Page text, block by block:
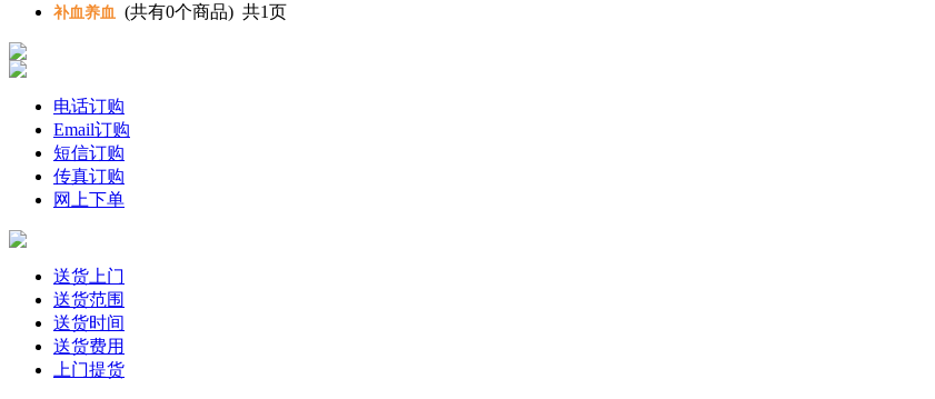
补血养血 (共有0个商品) 共1页
电话订购
Email订购
短信订购
传真订购
网上下单
送货上门
送货范围
送货时间
送货费用
上门提货